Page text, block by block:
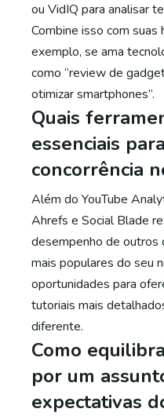
ou VidIQ para analisar
Combine isso com
exemplo, se ama
como “review de
otimizar smartphones”.
Quais
essenciais
concorrência
Além do YouTube
Ahrefs e Social Blade
desempenho de outros
mais populares do seu
oportunidades para
tutoriais mais
diferente.
Como
por um
expectativas